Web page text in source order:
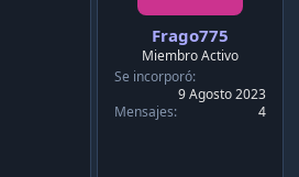
Frago775
Miembro Activo
Se incorporó
9 Agosto 2023
Mensajes
4